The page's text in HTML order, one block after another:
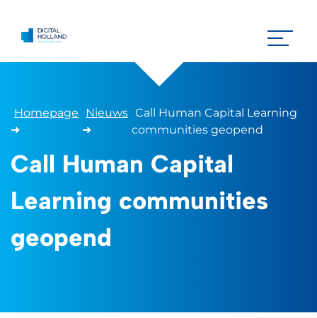
Homepage
➜
Nieuws
➜
Call Human Capital Learning
communities geopend
Call Human Capital
Learning communities
geopend